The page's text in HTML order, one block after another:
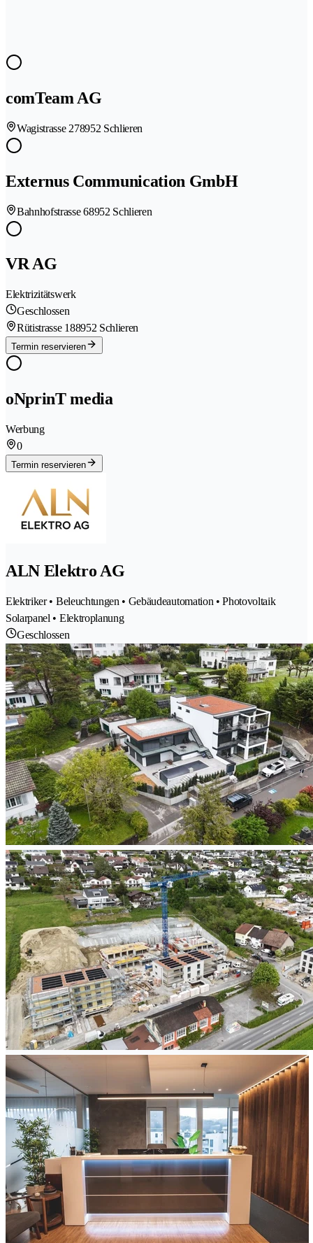
comTeam AG
Wagistrasse 278952 Schlieren
Externus Communication GmbH
Bahnhofstrasse 68952 Schlieren
VR AG
Elektrizitätswerk
Geschlossen
Rütistrasse 188952 Schlieren
Termin reservieren
oNprinT media
Werbung
0
Termin reservieren
ALN Elektro AG
Elektriker • Beleuchtungen • Gebäudeautomation • Photovoltaik
Solarpanel • Elektroplanung
Geschlossen